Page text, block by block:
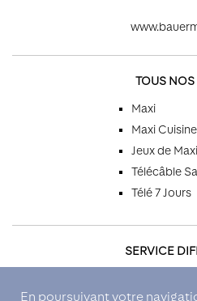
En poursuivant votre
TOUS NOS
Maxi
Maxi Cuisine
Jeux de Maxi
Télécâble
Télé 7 Jours
SERVICE